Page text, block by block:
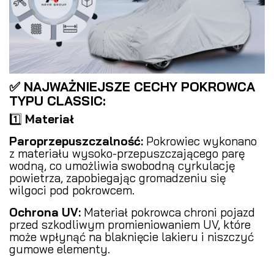
✅ NAJWAŻNIEJSZE CECHY POKROWCA
TYPU CLASSIC:
1️⃣ Materiał
Paroprzepuszczalność: Pokrowiec wykonano
z materiału wysoko-przepuszczającego parę
wodną, co umożliwia swobodną cyrkulację
powietrza, zapobiegając gromadzeniu się
wilgoci pod pokrowcem.
Ochrona UV: Materiał pokrowca chroni pojazd
przed szkodliwym promieniowaniem UV, które
może wpłynąć na blaknięcie lakieru i niszczyć
gumowe elementy.